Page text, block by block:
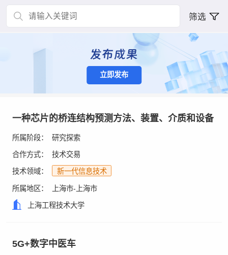
筛选
立即发布
一种芯片的桥连结构预测方法、装置、介质和设备
所属阶段： 研究探索
合作方式： 技术交易
技术领域： 新一代信息技术
所属地区： 上海市-上海市
上海工程技术大学
5G+数字中医车